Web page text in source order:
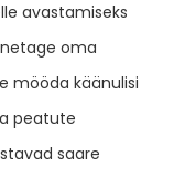
avastamiseks
oma
mööda käänulisi
peatute
saare